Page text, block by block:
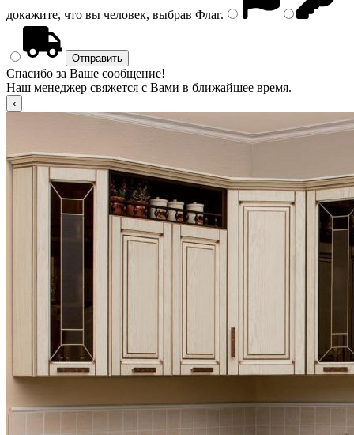
докажите, что вы человек, выбрав Флаг.
Спасибо за Ваше сообщение!
Наш менеджер свяжется с Вами в ближайшее время.